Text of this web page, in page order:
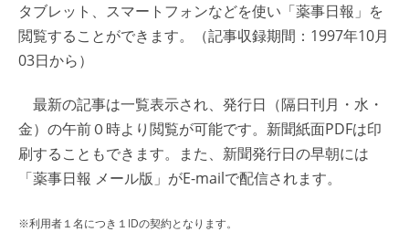
タブレット、スマートフォンなどを使い「薬事日報」を
閲覧することができます。（記事収録期間：1997年10月
03日から）
最新の記事は一覧表示され、発行日（隔日刊月・水・
金）の午前０時より閲覧が可能です。新聞紙面PDFは印
刷することもできます。また、新聞発行日の早朝には
「薬事日報 メール版」がE-mailで配信されます。
※利用者１名につき１IDの契約となります。